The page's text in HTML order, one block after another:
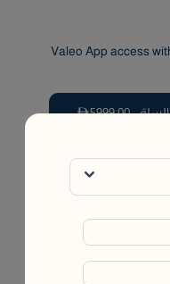
Valeo App access
-
5999.00
(رقم ترخيص هيئة